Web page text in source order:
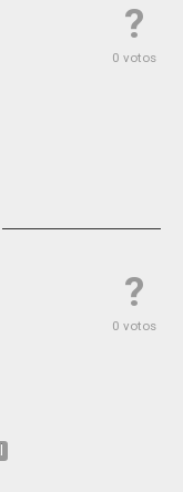
?
0 votos
?
0 votos